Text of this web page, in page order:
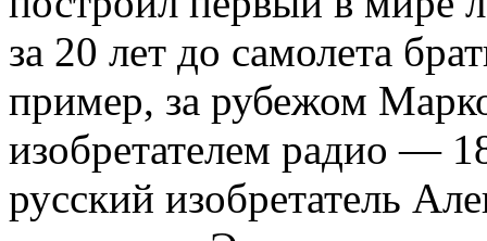
за 20 лет до самолета
пример, за рубежом
изобретателем радио —
русский изобретатель